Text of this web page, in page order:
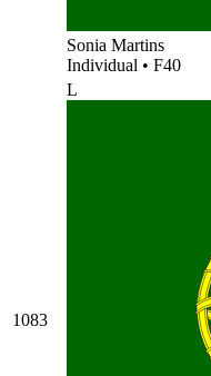
Sonia Martins
Individual • F40
1083
L